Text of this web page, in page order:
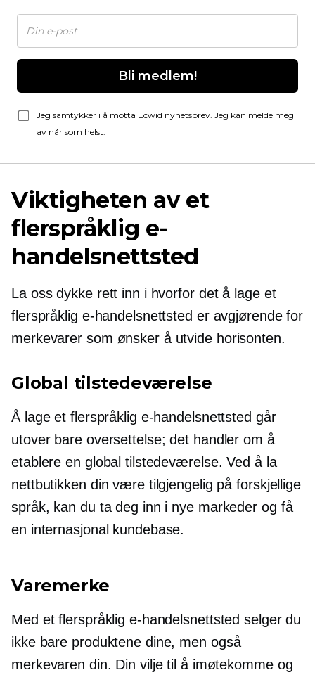
Bli medlem!
Jeg samtykker i å motta Ecwid nyhetsbrev. Jeg kan melde meg
av når som helst.
Viktigheten av et
flerspråklig e-
handelsnettsted
La oss dykke rett inn i hvorfor det å lage et
flerspråklig e-handelsnettsted er avgjørende for
merkevarer som ønsker å utvide horisonten.
Global tilstedeværelse
Å lage et flerspråklig e-handelsnettsted går
utover bare oversettelse; det handler om å
etablere en global tilstedeværelse. Ved å la
nettbutikken din være tilgjengelig på forskjellige
språk, kan du ta deg inn i nye markeder og få
en internasjonal kundebase.
Varemerke
Med et flerspråklig e-handelsnettsted selger du
ikke bare produktene dine, men også
merkevaren din. Din vilje til å imøtekomme og